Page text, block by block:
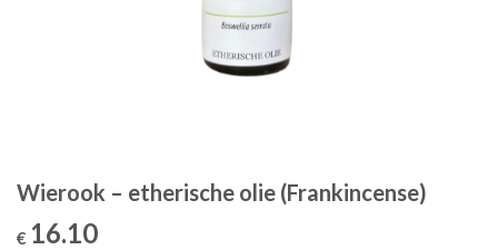
Wierook – etherische olie (Frankincense)
€ 16.10